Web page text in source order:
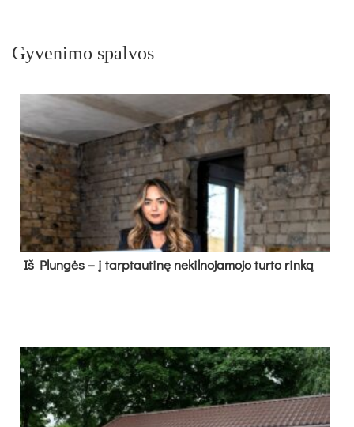
Gyvenimo spalvos
Iš Plungės – į tarptautinę nekilnojamojo turto rinką